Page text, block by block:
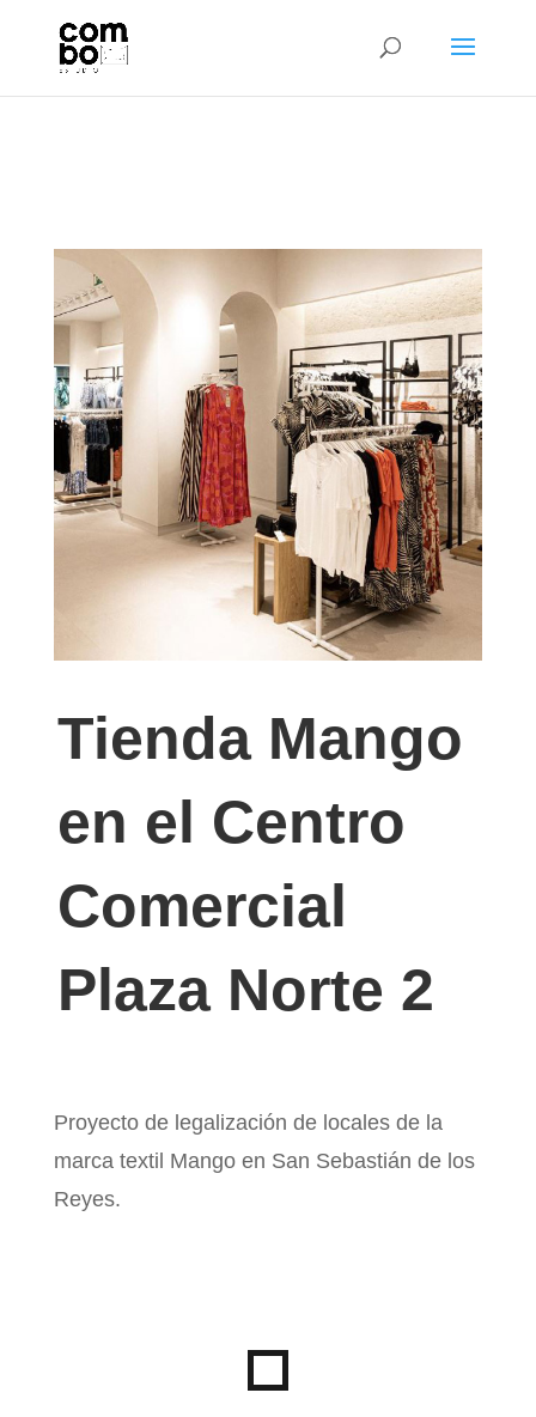
Tienda Mango
en el Centro
Comercial
Plaza Norte 2
Proyecto de legalización de locales de la
marca textil Mango en San Sebastián de los
Reyes.